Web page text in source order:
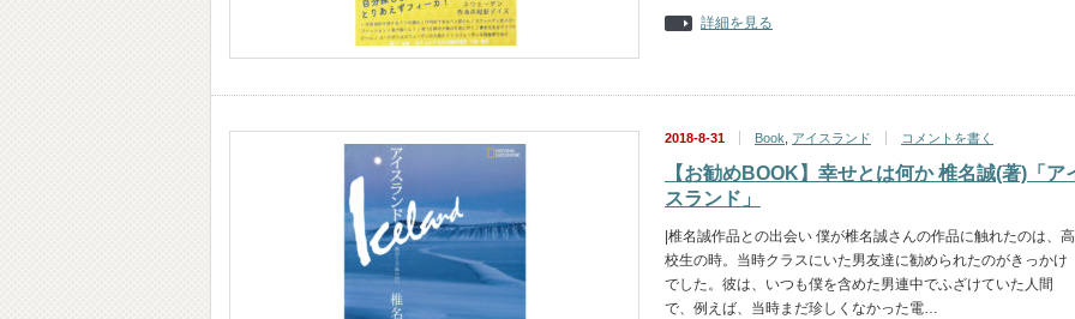
詳細を見る
2018-8-31 Book アイスランド コメントを書く
【お勧めBOOK】幸せとは何か 椎名誠(著)「ア
スランド」
|椎名誠作品との出会い 僕が椎名誠さんの作品に触れたのは、高
校生の時。当時クラスにいた男友達に勧められたのがきっかけ
でした。彼は、いつも僕を含めた男連中でふざけていた人間
で、例えば、当時まだ珍しくなかった電…